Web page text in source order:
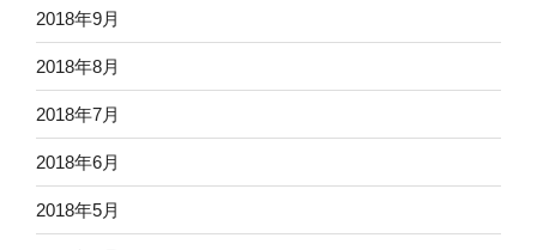
2018年9月
2018年8月
2018年7月
2018年6月
2018年5月